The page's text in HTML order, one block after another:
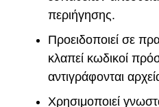
περιήγησης.
Προειδοποιεί σε
κλαπεί κωδικοί
αντιγράφονται
Χρησιμοποιεί